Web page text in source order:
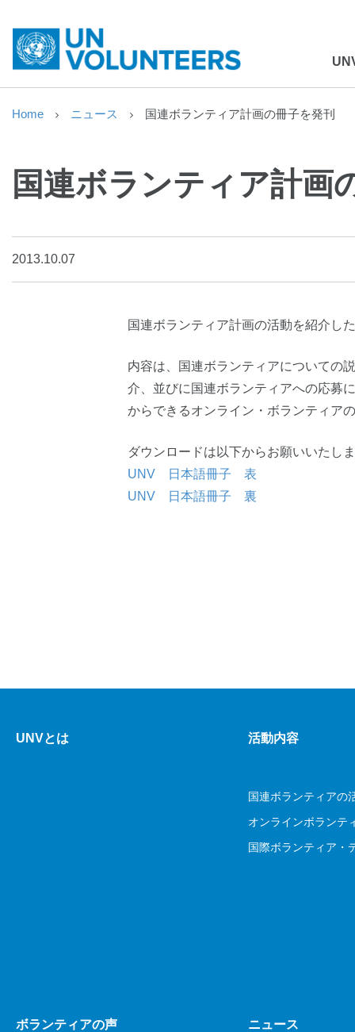
Home ニュース 国連ボランティア計画の冊子を発刊
国連ボランティア計画
2013.10.07
国連ボランティア計画の活動を紹介し
内容は、国連ボランティアについての
介、並びに国連ボランティアへの応募
からできるオンライン・ボランティア
ダウンロードは以下からお願いいたし
UNV 日本語冊子 表
UNV 日本語冊子 裏
UNVとは 活動内容
国連ボランティアの
オンラインボランテ
国際ボランティア・
ボランティアの声 ニュース